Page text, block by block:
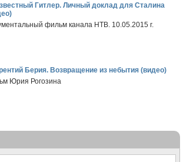
Гитлер. Личный доклад для Сталина
фильм канала НТВ. 10.05.2015 г.
Берия. Возвращение из небытия (видео)
Юрия Рогозина